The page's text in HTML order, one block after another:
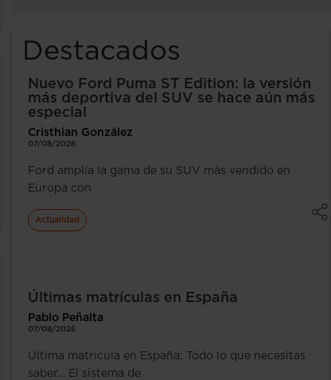
Destacados
Nuevo Ford Puma ST Edition: la versión
más deportiva del SUV se hace aún más
especial
Cristhian González
07/08/2026
Ford amplía la gama de su SUV más vendido en
Europa con
Actualidad
Últimas matrículas en España
Pablo Peñalta
07/08/2026
Última matrícula en España: Todo lo que necesitas
saber… El sistema de